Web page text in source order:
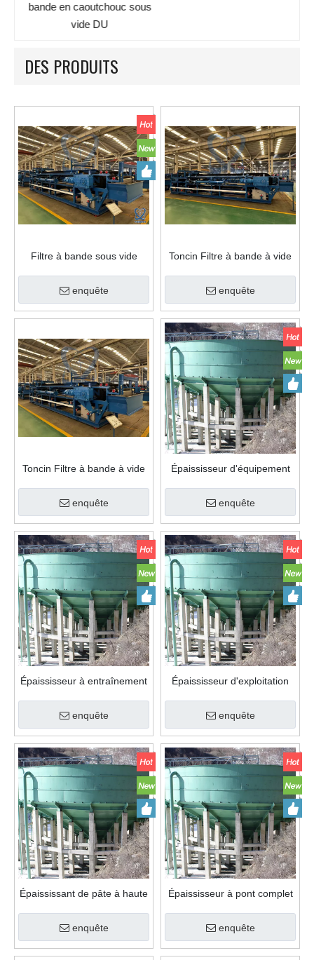
bande en caoutchouc sous
vide DU
DES PRODUITS
Filtre à bande sous vide
Déshydratation et lavage des
gâteaux à haut débit
enquête
Toncin Filtre à bande à vide
opérations à grande échelle
enquête
Toncin Filtre à bande à vide
enquête
Épaississeur d'équipement
d'épaississement de
transmission centrale pour le
minerai d'or
enquête
Épaississeur à entraînement
d'enrichissement du minerai
de fer et de cuivre doré
enquête
Épaississeur d'exploitation
minerai, entraînement
Central, épaississant à taux
de pulpe élevé pour la
Concentration de minerai
d'or
enquête
Épaississant de pâte à haute
concentration de minerai d'or
enquête
Épaississeur à pont complet
l'épaississement et la
déshydratation des boues
enquête